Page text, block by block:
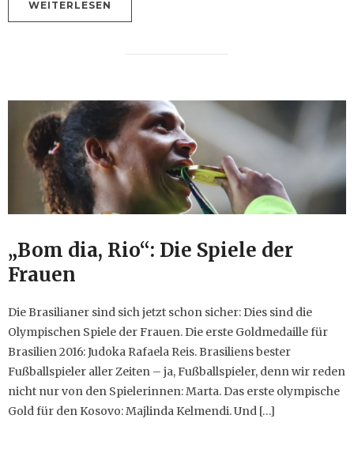
WEITERLESEN
„Bom dia, Rio“: Die Spiele der
Frauen
Die Brasilianer sind sich jetzt schon sicher: Dies sind die
Olympischen Spiele der Frauen. Die erste Goldmedaille für
Brasilien 2016: Judoka Rafaela Reis. Brasiliens bester
Fußballspieler aller Zeiten – ja, Fußballspieler, denn wir reden
nicht nur von den Spielerinnen: Marta. Das erste olympische
Gold für den Kosovo: Majlinda Kelmendi. Und […]